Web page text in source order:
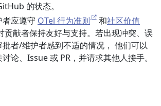
的状态。
应遵守 OTel 行为准则 和社区价值
贡献者保持友好与支持。若出现冲突、误
者/维护者感到不适的情况， 他们可以
论、Issue 或 PR，并请求其他人接手。